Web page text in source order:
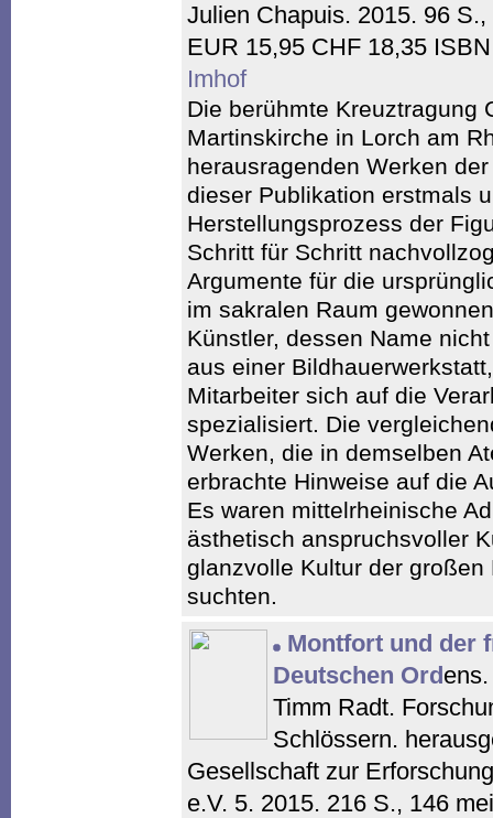
Julien Chapuis. 2015. 96
EUR 15,95 CHF 18,35
Imhof
Die berühmte Kreuztragung
Martinskirche in Lorch am
herausragenden Werken
dieser Publikation erstmals
Herstellungsprozess der
Schritt für Schritt
Argumente für die
im sakralen Raum
Künstler, dessen Name
aus einer
Mitarbeiter sich auf die
spezialisiert. Die
Werken, die in demselben
erbrachte Hinweise auf die
Es waren mittelrheinische
ästhetisch anspruchsvoller
glanzvolle Kultur der
suchten.
Montfort und der
Deutschen Ord
Timm Radt.
Schlössern.
Gesellschaft zur
e.V. 5. 2015. 216 S., 146